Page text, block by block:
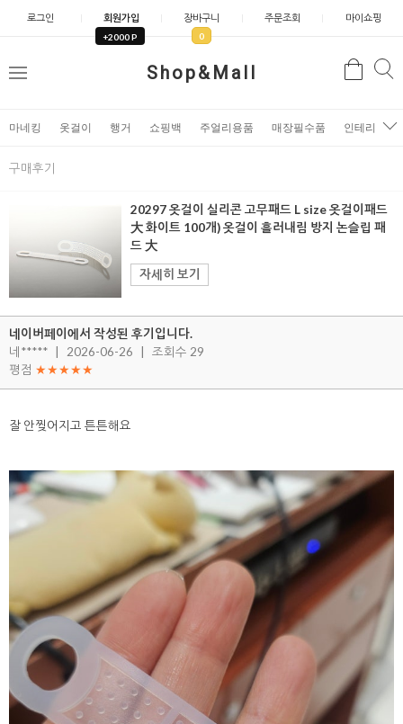
로그인 회원가입
+2000 P
장바구니
0
주문조회 마이쇼핑
Shop&Mall
메
검
마네킹 옷걸이 행거 쇼핑백 주얼리용품 매장필수품 인테리어소
구매후기
20297 옷걸이 실리콘 고무패드 L size 옷걸이패드
大 화이트 100개) 옷걸이 흘러내림 방지 논슬립 패
드 大
자세히 보기
네이버페이에서 작성된 후기입니다.
네*****
2026-06-26
조회수 29
평점 ★★★★★
잘 안찢어지고 튼튼해요